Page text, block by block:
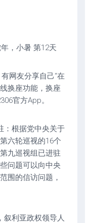
，小暑 第12天
网友分享自己“在
换座功能，换座
官方App。
：根据党中央关于
六轮巡视的16个
九巡视组已进驻
问题可以向中央
围的信访问题，
叙利亚政权领导人